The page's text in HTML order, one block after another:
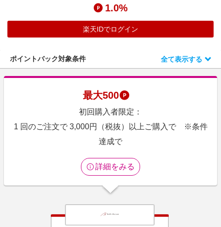
家電・PC・スマホ・カメラ
スポーツ・アウトドア・ゴルフ
インテリア・寝具
旅行・レジャー・ホテル予約
生活・お役立ち
ビジネス・その他サービス
旅行特集
お中元特集2026
とことん買い物チャレンジ
Apple公式サイト×楽天カード分割払い
1.0%
楽天IDでログイン
ポイントバック対象条件 全て表示する
最大500
初回購入者限定：
1 回のご注文で 3,000円（税抜）以上ご購入で ※条件
達成で
詳細をみる